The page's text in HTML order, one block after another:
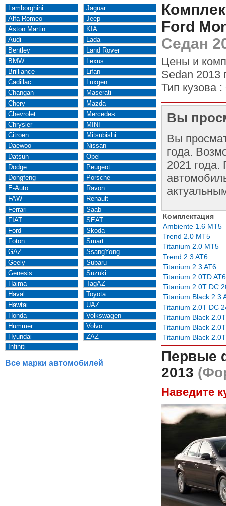
Lamborghini
Alfa Romeo
Aston Martin
Audi
Bentley
BMW
Brilliance
Cadillac
Changan
Chery
Chevrolet
Chrysler
Citroen
Daewoo
Datsun
Dodge
Dongfeng
E-Auto
FAW
Ferrari
FIAT
Ford
Foton
GAZ
Geely
Genesis
Haima
Haval
Hawtai
Honda
Hummer
Hyundai
Infiniti
Jaguar
Jeep
KIA
Lada
Land Rover
Lexus
Lifan
Luxgen
Maserati
Mazda
Mercedes
MINI
Mitsubishi
Nissan
Opel
Peugeot
Porsche
Ravon
Renault
Saab
SEAT
Skoda
Smart
SsangYong
Subaru
Suzuki
TagAZ
Toyota
UAZ
Volkswagen
Volvo
ZAZ
Все марки автомобилей
Ford
Седан
Цены и
Sedan 2013
Тип кузова :
Вы
Вы
года.
2021 года.
Комплектация
Ambiente 1.6 MT5
Trend 2.0 MT5
Titanium 2.0 MT5
Trend 2.3 AT6
Titanium 2.3 AT6
Titanium 2.0TD AT6
Titanium 2.0T DC
Titanium Black 2.3
Titanium 2.0T DC
Titanium Black
Titanium Black
Titanium Black
Первые
2013
Наведите